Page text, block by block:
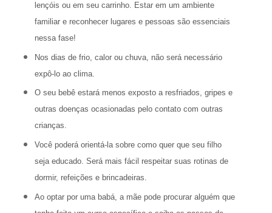
lençóis ou em seu carrinho. Estar em um ambiente
familiar e reconhecer lugares e pessoas são essenciais
nessa fase!
Nos dias de frio, calor ou chuva, não será necessário
expô-lo ao clima.
O seu bebê estará menos exposto a resfriados, gripes e
outras doenças ocasionadas pelo contato com outras
crianças.
Você poderá orientá-la sobre como quer que seu filho
seja educado. Será mais fácil respeitar suas rotinas de
dormir, refeições e brincadeiras.
Ao optar por uma babá, a mãe pode procurar alguém que